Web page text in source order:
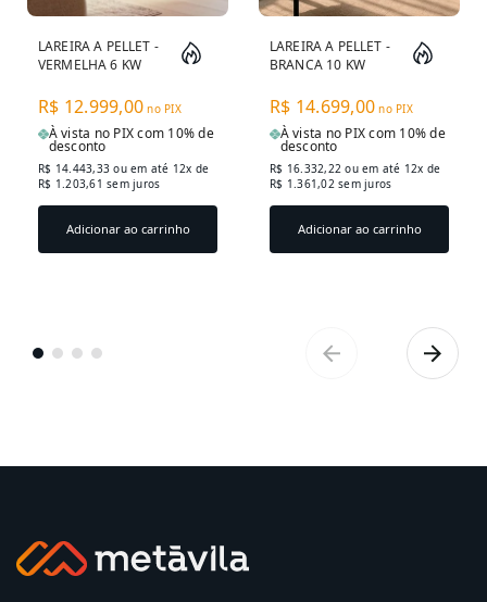
LAREIRA A PELLET -
VERMELHA 6 KW
R$ 12.999,00 no PIX
À vista no PIX com 10% de
desconto
R$ 14.443,33ou em até 12x de
R$ 1.203,61 sem juros
Adicionar ao carrinho
LAREIRA A PELLET -
BRANCA 10 KW
R$ 14.699,00 no PIX
À vista no PIX com 10% de
desconto
R$ 16.332,22ou em até 12x de
R$ 1.361,02 sem juros
Adicionar ao carrinho